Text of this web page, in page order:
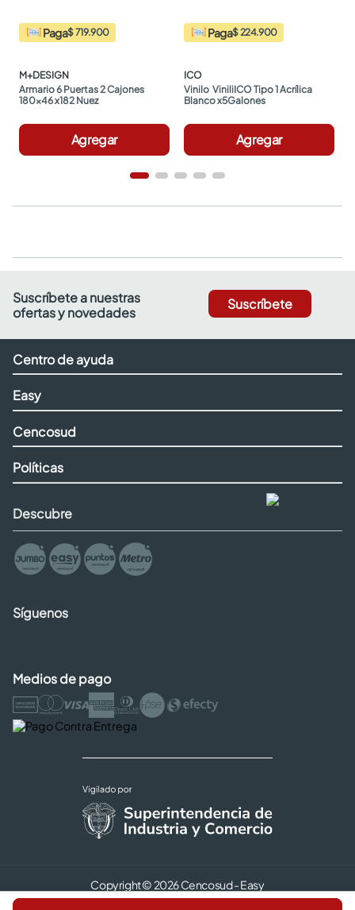
Paga$ 719.900
M+DESIGN
Armario 6 Puertas 2 Cajones
180x46 x182 Nuez
Agregar
Paga$ 224.900
ICO
Vinilo  ViniliICO Tipo 1 Acrílica
Blanco x5Galones
Agregar
Suscríbete a nuestras
ofertas y novedades
Suscríbete
Centro de ayuda
Easy
Cencosud
Políticas
Descubre
Síguenos
Medios de pago
Copyright © 2026 Cencosud - Easy
Términos y Condiciones |